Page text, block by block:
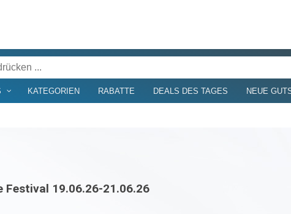
KATEGORIEN RABATTE DEALS DES TAGES NEUE
Festival 19.06.26-21.06.26